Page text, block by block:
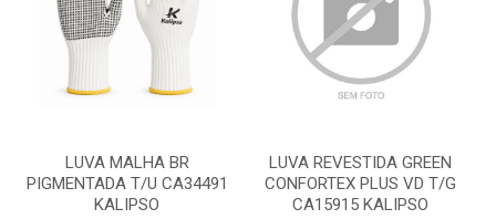
LUVA MALHA BR
PIGMENTADA T/U CA34491
KALIPSO
LUVA REVESTIDA GREEN
CONFORTEX PLUS VD T/G
CA15915 KALIPSO